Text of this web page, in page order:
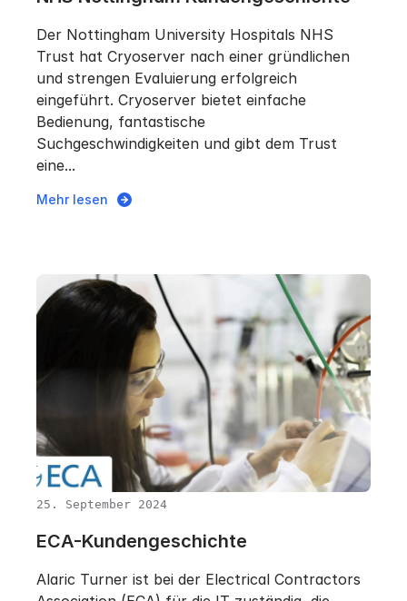
Der Nottingham University Hospitals NHS
Trust hat Cryoserver nach einer gründlichen
und strengen Evaluierung erfolgreich
eingeführt. Cryoserver bietet einfache
Bedienung, fantastische
Suchgeschwindigkeiten und gibt dem Trust
eine...
Mehr lesen
25. September 2024
ECA-Kundengeschichte
Alaric Turner ist bei der Electrical Contractors